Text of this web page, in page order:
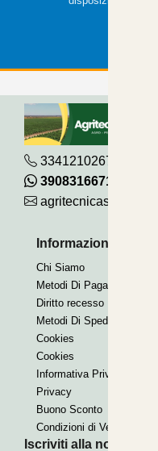
3341210267
390831667115
Informazioni Utili
Chi Siamo
Metodi Di Pagamento
Diritto recesso
Metodi Di Spedizione
Cookies
Cookies
Informativa Privacy
Privacy
Buono Sconto
Condizioni di Vendita
Iscriviti alla nostra